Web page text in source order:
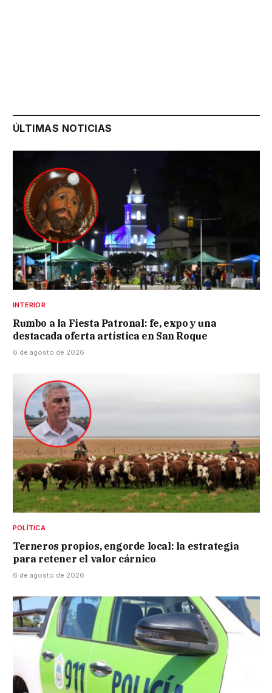
ÚLTIMAS NOTICIAS
INTERIOR
Rumbo a la Fiesta Patronal: fe, expo y una
destacada oferta artística en San Roque
6 de agosto de 2026
POLÍTICA
Terneros propios, engorde local: la estrategia
para retener el valor cárnico
6 de agosto de 2026